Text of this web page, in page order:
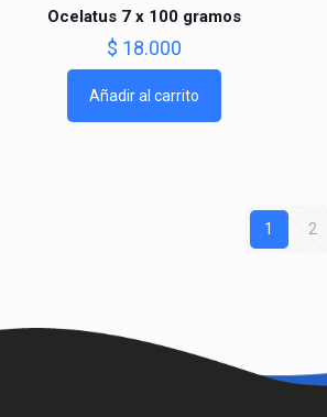
Ocelatus 7 x 100 gramos
$ 18.000
Añadir al carrito
1 2